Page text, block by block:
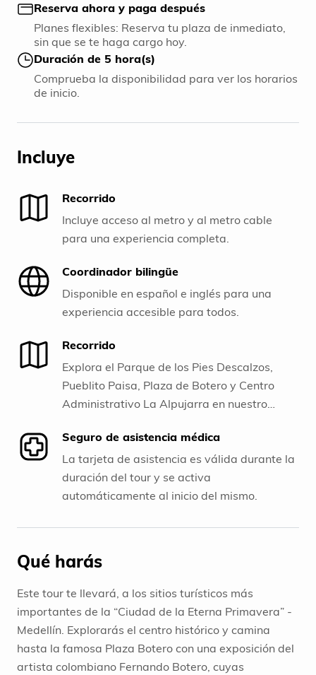
Reserva ahora y paga después
Planes flexibles: Reserva tu plaza de inmediato,
sin que se te haga cargo hoy.
Duración de 5 hora(s)
Comprueba la disponibilidad para ver los horarios
de inicio.
Incluye
Recorrido
Incluye acceso al metro y al metro cable
para una experiencia completa.
Coordinador bilingüe
Disponible en español e inglés para una
experiencia accesible para todos.
Recorrido
Explora el Parque de los Pies Descalzos,
Pueblito Paisa, Plaza de Botero y Centro
Administrativo La Alpujarra en nuestro
Seguro de asistencia médica
La tarjeta de asistencia es válida durante la
duración del tour y se activa
automáticamente al inicio del mismo.
Qué harás
Este tour te llevará, a los sitios turísticos más
importantes de la “Ciudad de la Eterna Primavera” -
Medellín. Explorarás el centro histórico y camina
hasta la famosa Plaza Botero con una exposición del
artista colombiano Fernando Botero, cuyas